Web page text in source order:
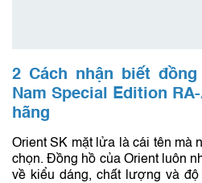
2 Cách nhận biết
Nam Special Edition
hãng
Orient SK mặt lửa là cái tên mà
chọn. Đồng hồ của Orient luôn
về kiểu dáng, chất lượng và